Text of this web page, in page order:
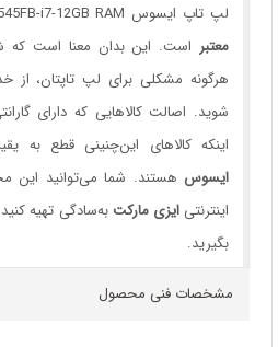
لپ تاپ ایسوس VivoBook R545FB-i7-12GB RAM دارای
معتبر است. این بدان معنا است که
هرگونه مشکلی برای لپ تاپتان،
شوید. اصالت کالاهایی که دارای
اینکه کالاهای این‌چنینی قطع به
ایسوس هستند. شما می‌توانید این
اینترنتیایزی مارکتبه‌سادگی تهیه
بگیرید.
مشخصات فنی محصول